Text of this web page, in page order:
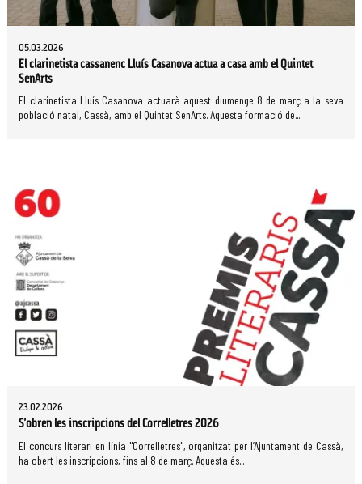
05.03.2026
El clarinetista cassanenc Lluís Casanova actua a casa amb el Quintet
SenArts
El clarinetista Lluís Casanova actuarà aquest diumenge 8 de març a la seva
població natal, Cassà, amb el Quintet SenArts. Aquesta formació de...
23.02.2026
S'obren les inscripcions del Correlletres 2026
El concurs literari en línia "Correlletres", organitzat per l’Ajuntament de Cassà,
ha obert les inscripcions, fins al 8 de març. Aquesta és...